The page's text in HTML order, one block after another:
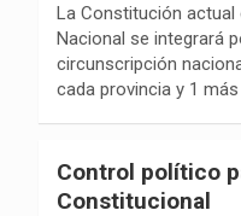
La Constitución actual
Nacional se integrará
circunscripción
cada provincia y 1
Control político
Constitucional